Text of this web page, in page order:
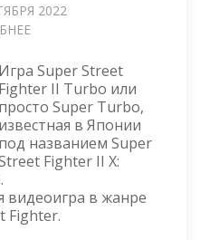
2022
STREET
FIGHTER
II
TURBO
Игра Super Street
Fighter II Turbo или
просто Super Turbo,
известная в Японии
под названием Super
Fighter II X:
в жанре
Fighter.